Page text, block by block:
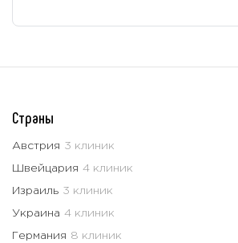
Страны
Австрия 3 клиник
Швейцария 4 клиник
Израиль 3 клиник
Украина 4 клиник
Германия 8 клиник